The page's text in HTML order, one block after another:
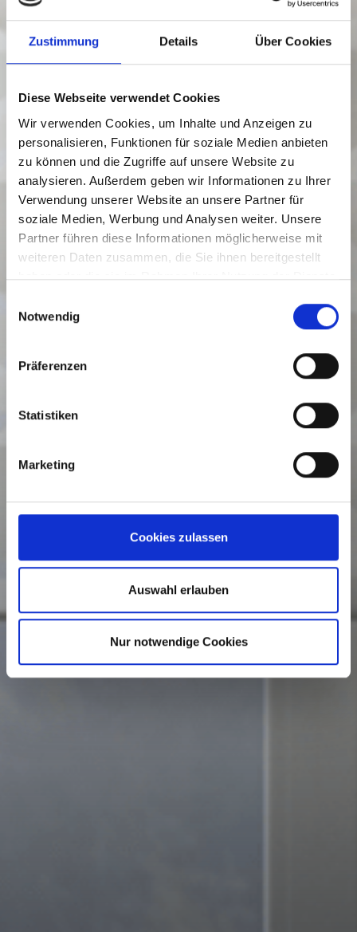
Zustimmung Details Über Cookies
Diese Webseite verwendet Cookies
Wir verwenden Cookies, um Inhalte und Anzeigen zu
personalisieren, Funktionen für soziale Medien anbieten
zu können und die Zugriffe auf unsere Website zu
analysieren. Außerdem geben wir Informationen zu Ihrer
Verwendung unserer Website an unsere Partner für
soziale Medien, Werbung und Analysen weiter. Unsere
Partner führen diese Informationen möglicherweise mit
weiteren Daten zusammen, die Sie ihnen bereitgestellt
haben oder die sie im Rahmen Ihrer Nutzung der Dienste
Notwendig
Präferenzen
Statistiken
Marketing
Cookies zulassen
Auswahl erlauben
Nur notwendige Cookies